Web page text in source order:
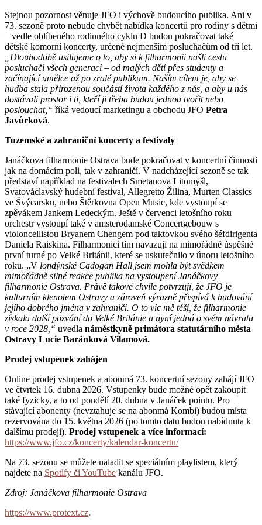
Stejnou pozornost věnuje JFO i výchově budoucího publika. Ani v
73. sezoně proto nebude chybět nabídka koncertů pro rodiny s dětmi
– vedle oblíbeného rodinného cyklu D budou pokračovat také
dětské komorní koncerty, určené nejmenším posluchačům od tří let.
„Dlouhodobě usilujeme o to, aby si k filharmonii našli cestu
posluchači všech generací – od malých dětí přes studenty a
začínající umělce až po zralé publikum. Naším cílem je, aby se
hudba stala přirozenou součástí života každého z nás, a aby u nás
dostávali prostor i ti, kteří ji třeba budou jednou tvořit nebo
poslouchat,“ říká vedoucí marketingu a obchodu JFO Petra
Javůrková.
Tuzemské a zahraniční koncerty a festivaly
Janáčkova filharmonie Ostrava bude pokračovat v koncertní činnosti
jak na domácím poli, tak v zahraničí. V nadcházející sezoně se tak
představí například na festivalech Smetanova Litomyšl,
Svatováclavský hudební festival, Allegretto Žilina, Murten Classics
ve Švýcarsku, nebo Štěrkovna Open Music, kde vystoupí se
zpěvákem Jankem Ledeckým. Ještě v červenci letošního roku
orchestr vystoupí také v amsterodamské Concertgebouw s
violoncellistou Bryanem Chengem pod taktovkou svého šéfdirigenta
Daniela Raiskina. Filharmonici tím navazují na mimořádně úspěšné
první turné po Velké Británii, které se uskutečnilo v únoru letošního
roku. „V londýnské Cadogan Hall jsem mohla být svědkem
mimořádně silné reakce publika na vystoupení Janáčkovy
filharmonie Ostrava. Právě takové chvíle potvrzují, že JFO je
kulturním klenotem Ostravy a zároveň výrazně přispívá k budování
jejího dobrého jména v zahraničí. O to víc mě těší, že filharmonie
získala další pozvání do Velké Británie a nyní jedná o svém návratu
v roce 2028,“ uvedla náměstkyně primátora statutárního města
Ostravy Lucie Baránková Vilamová.
Prodej vstupenek zahájen
Online prodej vstupenek a abonmá 73. koncertní sezony zahájí JFO
ve čtvrtek 16. dubna 2026. Vstupenky bude možné opět zakoupit
také fyzicky, a to od pondělí 20. dubna v Janáček pointu. Pro
stávající abonenty (nevztahuje se na abonmá Kombi) budou místa
rezervována do 15. května 2026 (po tomto datu budou nabídnuta k
dalšímu prodeji). Prodej vstupenek a více informací:
https://www.jfo.cz/koncerty/kalendar-koncertu/
Na 73. sezonu se můžete naladit se speciálním playlistem, který
najdete na Spotify či YouTube kanálu JFO.
Zdroj: Janáčkova filharmonie Ostrava
https://www.protext.cz.